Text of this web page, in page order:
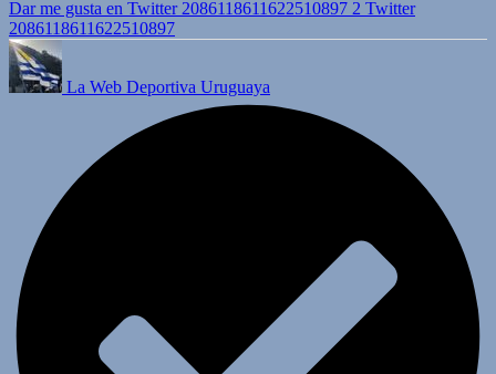
Dar me gusta en Twitter 2086118611622510897 2 Twitter
2086118611622510897
La Web Deportiva Uruguaya